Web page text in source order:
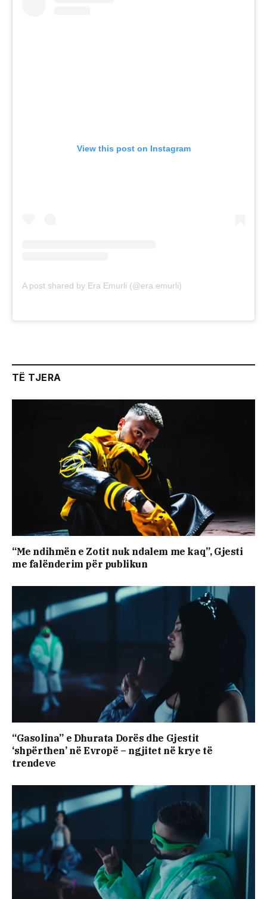
View this post on Instagram
A post shared by Era Emurli (@era.emurli)
TË TJERA
“Me ndihmën e Zotit nuk ndalem me kaq”, Gjesti
me falënderim për publikun
“Gasolina” e Dhurata Dorës dhe Gjestit
‘shpërthen’ në Evropë – ngjitet në krye të
trendeve